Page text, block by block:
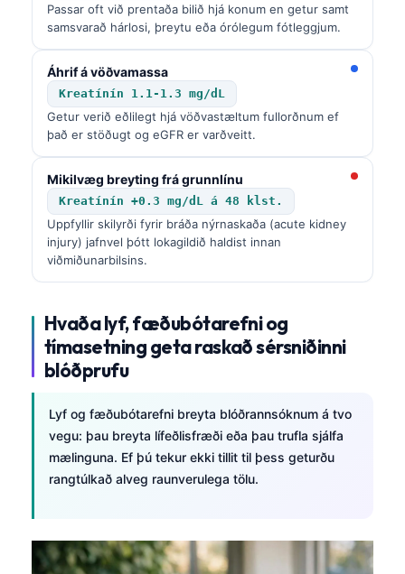
Passar oft við prentaða bilið hjá konum en getur samt
samsvarað hárlosi, þreytu eða órólegum fótleggjum.
Áhrif á vöðvamassa
Kreatínín 1.1-1.3 mg/dL
Getur verið eðlilegt hjá vöðvastæltum fullorðnum ef
það er stöðugt og eGFR er varðveitt.
Mikilvæg breyting frá grunnlínu
Kreatínín +0.3 mg/dL á 48 klst.
Uppfyllir skilyrði fyrir bráða nýrnaskaða (acute kidney
injury) jafnvel þótt lokagildið haldist innan
viðmiðunarbilsins.
Hvaða lyf, fæðubótarefni og
tímasetning geta raskað sérsniðinni
blóðprufu
Lyf og fæðubótarefni breyta blóðrannsóknum á tvo
vegu: þau breyta lífeðlisfræði eða þau trufla sjálfa
mælinguna. Ef þú tekur ekki tillit til þess geturðu
rangtúlkað alveg raunverulega tölu.